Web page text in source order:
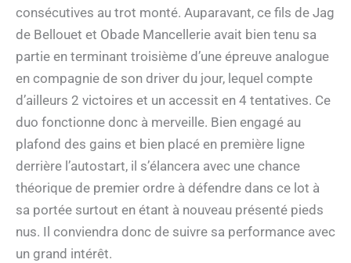
consécutives au trot monté. Auparavant, ce fils de Jag
de Bellouet et Obade Mancellerie avait bien tenu sa
partie en terminant troisième d’une épreuve analogue
en compagnie de son driver du jour, lequel compte
d’ailleurs 2 victoires et un accessit en 4 tentatives. Ce
duo fonctionne donc à merveille. Bien engagé au
plafond des gains et bien placé en première ligne
derrière l’autostart, il s’élancera avec une chance
théorique de premier ordre à défendre dans ce lot à
sa portée surtout en étant à nouveau présenté pieds
nus. Il conviendra donc de suivre sa performance avec
un grand intérêt.